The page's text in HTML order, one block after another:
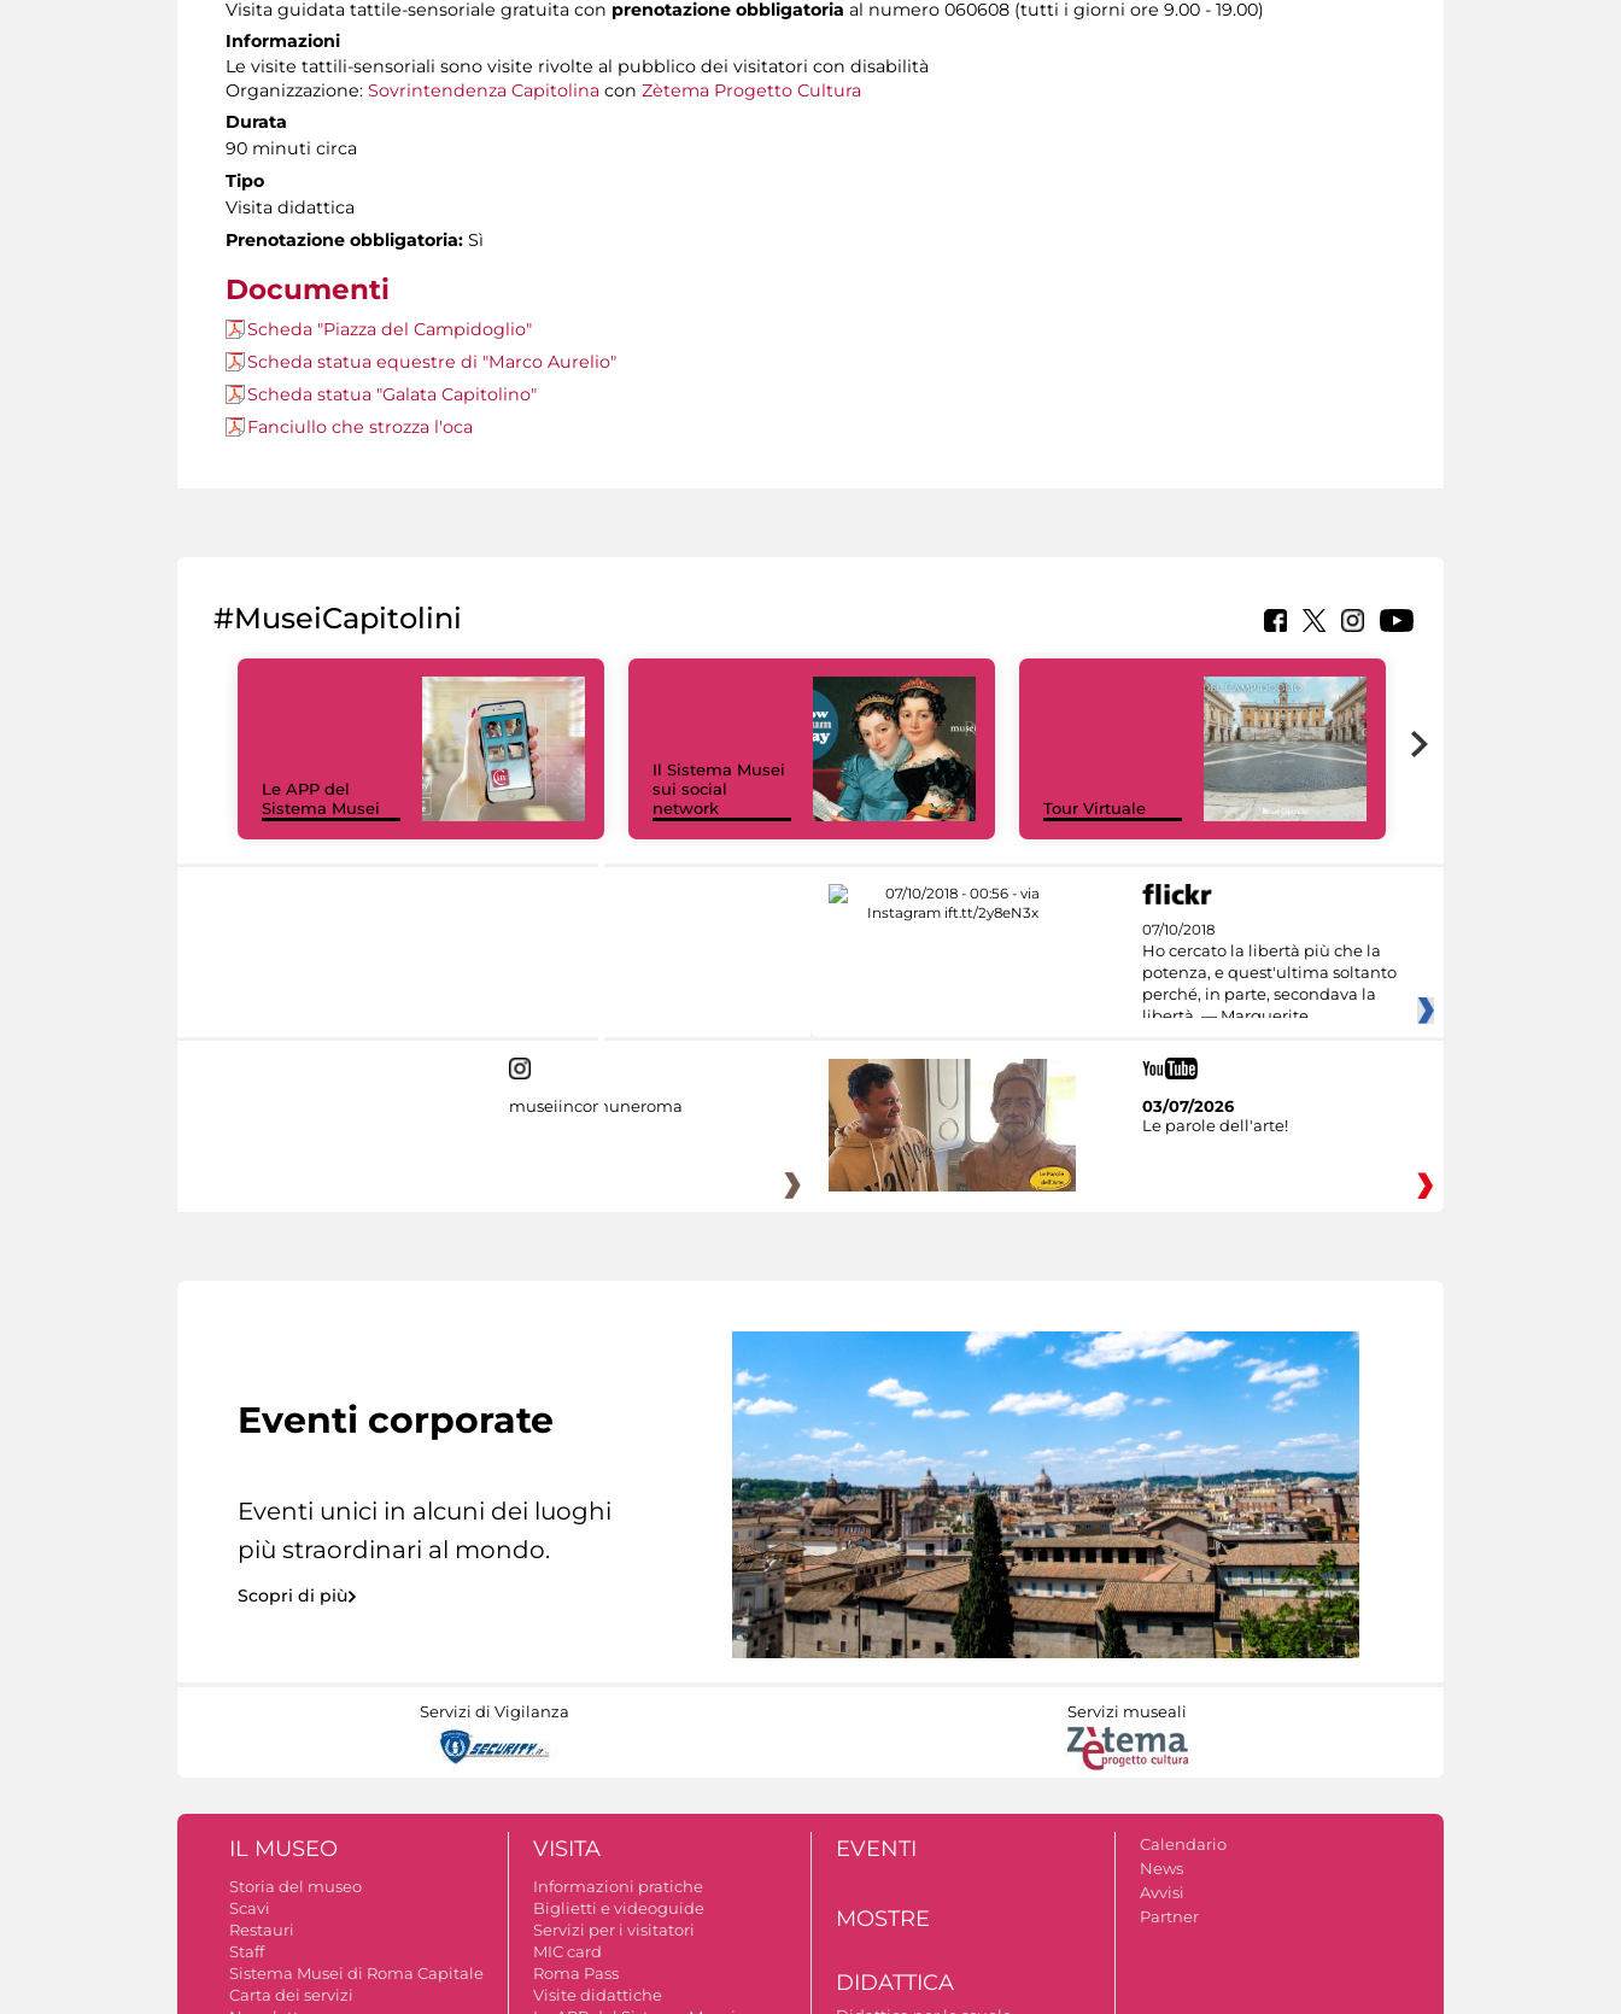
Visita guidata tattile-sensoriale gratuita con prenotazione obbligatoria al numero 060608 (tutti i giorni ore 9.00 - 19.00)
Informazioni
Le visite tattili-sensoriali sono visite rivolte al pubblico dei visitatori con disabilità
Organizzazione: Sovrintendenza Capitolina con Zètema Progetto Cultura
Durata
90 minuti circa
Tipo
Visita didattica
Prenotazione obbligatoria: Sì
Documenti
Scheda "Piazza del Campidoglio"
Scheda statua equestre di "Marco Aurelio"
Scheda statua "Galata Capitolino"
Fanciullo che strozza l'oca
#MuseiCapitolini
Le APP del
Sistema Musei
Il Sistema Musei
sui social
network
Tour Virtuale
07/10/2018
Ho cercato la libertà più che la
potenza, e quest'ultima soltanto
perché, in parte, secondava la
libertà. — Marguerite
museiincomuneroma
03/07/2026
Le parole dell'arte!
Eventi corporate
Eventi unici in alcuni dei luoghi
più straordinari al mondo.
Scopri di più
Servizi di Vigilanza Servizi museali
IL MUSEO
Storia del museo
Scavi
Restauri
Staff
Sistema Musei di Roma Capitale
Carta dei servizi
VISITA
Informazioni pratiche
Biglietti e videoguide
Servizi per i visitatori
MIC card
Roma Pass
Visite didattiche
EVENTI
MOSTRE
DIDATTICA
Calendario
News
Avvisi
Partner